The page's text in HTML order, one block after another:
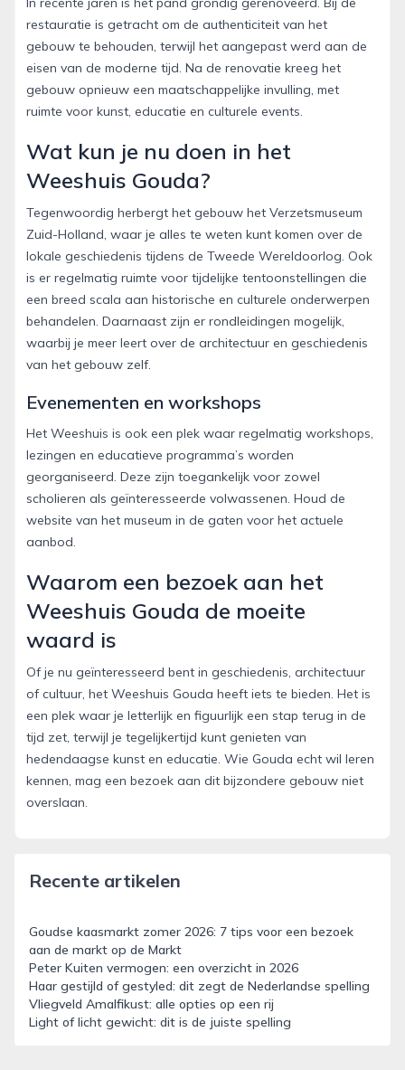
restauratie is getracht om de authenticiteit van het
gebouw te behouden, terwijl het aangepast werd aan de
eisen van de moderne tijd. Na de renovatie kreeg het
gebouw opnieuw een maatschappelijke invulling, met
ruimte voor kunst, educatie en culturele events.
Wat kun je nu doen in het
Weeshuis Gouda?
Tegenwoordig herbergt het gebouw het Verzetsmuseum
Zuid-Holland, waar je alles te weten kunt komen over de
lokale geschiedenis tijdens de Tweede Wereldoorlog. Ook
is er regelmatig ruimte voor tijdelijke tentoonstellingen die
een breed scala aan historische en culturele onderwerpen
behandelen. Daarnaast zijn er rondleidingen mogelijk,
waarbij je meer leert over de architectuur en geschiedenis
van het gebouw zelf.
Evenementen en workshops
Het Weeshuis is ook een plek waar regelmatig workshops,
lezingen en educatieve programma’s worden
georganiseerd. Deze zijn toegankelijk voor zowel
scholieren als geïnteresseerde volwassenen. Houd de
website van het museum in de gaten voor het actuele
aanbod.
Waarom een bezoek aan het
Weeshuis Gouda de moeite
waard is
Of je nu geïnteresseerd bent in geschiedenis, architectuur
of cultuur, het Weeshuis Gouda heeft iets te bieden. Het is
een plek waar je letterlijk en figuurlijk een stap terug in de
tijd zet, terwijl je tegelijkertijd kunt genieten van
hedendaagse kunst en educatie. Wie Gouda echt wil leren
kennen, mag een bezoek aan dit bijzondere gebouw niet
overslaan.
Recente artikelen
Goudse kaasmarkt zomer 2026: 7 tips voor een bezoek
aan de markt op de Markt
Peter Kuiten vermogen: een overzicht in 2026
Haar gestijld of gestyled: dit zegt de Nederlandse spelling
Vliegveld Amalfikust: alle opties op een rij
Light of licht gewicht: dit is de juiste spelling